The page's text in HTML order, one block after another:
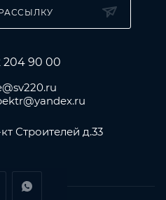
204 90 00
Строителей д.33